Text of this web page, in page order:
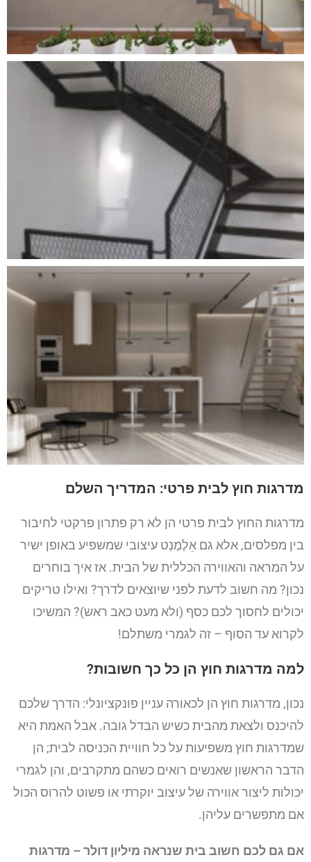
מדרגות חוץ לבית פרטי: המדריך השלם
מדרגות החוץ לבית פרטי הן לא רק פתרון פרקטי לחיבור
בין מפלסים, אלא גם אֵלֶמֶנְט עיצובי שמשפיע באופן ישיר
על המראה והאווירה הכללית של הבית. אז איך בוחרים
נכון? מה חשוב לדעת לפני שיוצאים לדרך? ואילו טריקים
יכולים לחסוך לכם כסף (ולא מעט כאב ראש)? המשיכו
לקרוא עד הסוף – זה לגמרי משתלם!
למה מדרגות חוץ הן כל כך חשובות?
נכון, מדרגות חוץ הן לכאורה עניין פונקציונלי: הדרך שלכם
להיכנס ולצאת מהבית כשיש הבדל גובה. אבל האמת היא
שמדרגות חוץ משפיעות על כל חוויית הכניסה לבית; הן
הדבר הראשון שאנשים רואים כשהם מתקרבים, והן לגמרי
יכולות ליצור אווירה של עיצוב יוקרתי או פשוט להרוס הכול
אם מתפשרים עליהן.
אם גם לכם חשוב בית שנראה מיליון דולר – מדרגות